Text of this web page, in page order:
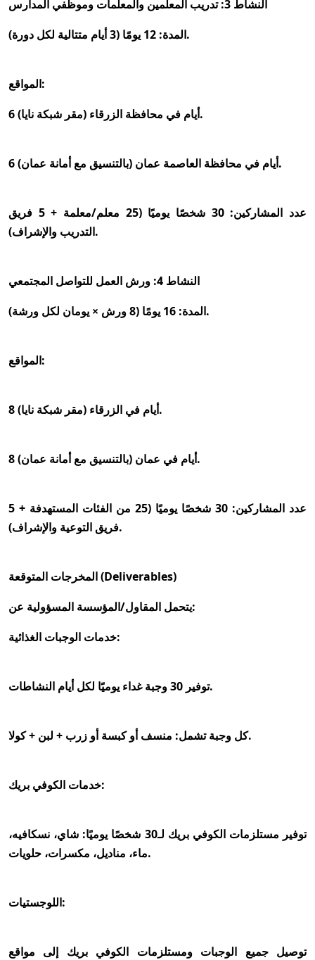
النشاط 3: تدريب المعلمين والمعلمات وموظفي المدارس
المدة: 12 يومًا (3 أيام متتالية لكل دورة).
المواقع:
6 أيام في محافظة الزرقاء (مقر شبكة نايا).
6 أيام في محافظة العاصمة عمان (بالتنسيق مع أمانة عمان).
عدد المشاركين: 30 شخصًا يوميًا (25 معلم/معلمة + 5 فريق
التدريب والإشراف).
النشاط 4: ورش العمل للتواصل المجتمعي
المدة: 16 يومًا (8 ورش × يومان لكل ورشة).
المواقع:
8 أيام في الزرقاء (مقر شبكة نايا).
8 أيام في عمان (بالتنسيق مع أمانة عمان).
عدد المشاركين: 30 شخصًا يوميًا (25 من الفئات المستهدفة + 5
فريق التوعية والإشراف).
المخرجات المتوقعة (Deliverables)
يتحمل المقاول/المؤسسة المسؤولية عن:
خدمات الوجبات الغذائية:
توفير 30 وجبة غداء يوميًا لكل أيام النشاطات.
كل وجبة تشمل: منسف أو كبسة أو زرب + لبن + كولا.
خدمات الكوفي بريك:
توفير مستلزمات الكوفي بريك لـ30 شخصًا يوميًا: شاي، نسكافيه،
ماء، مناديل، مكسرات، حلويات.
اللوجستيات:
توصيل جميع الوجبات ومستلزمات الكوفي بريك إلى مواقع